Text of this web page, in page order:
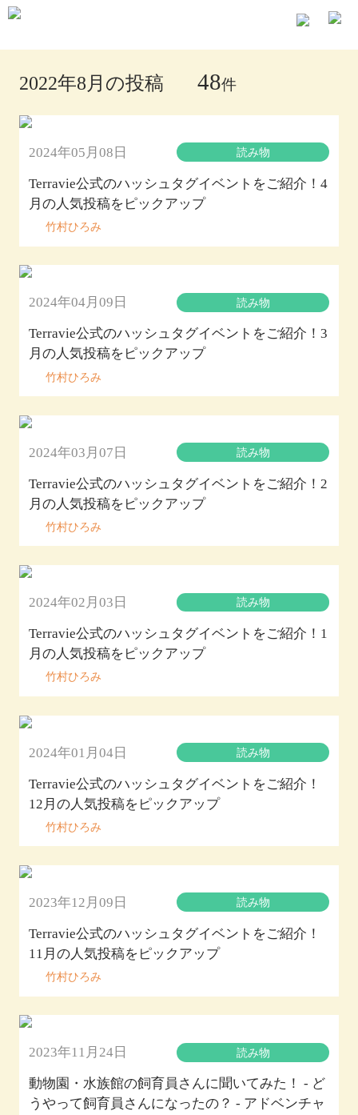
2022年8月の投稿 48件
2024年05月08日 読み物
Terravie公式のハッシュタグイベントをご紹介！4
月の人気投稿をピックアップ
竹村ひろみ
2024年04月09日 読み物
Terravie公式のハッシュタグイベントをご紹介！3
月の人気投稿をピックアップ
竹村ひろみ
2024年03月07日 読み物
Terravie公式のハッシュタグイベントをご紹介！2
月の人気投稿をピックアップ
竹村ひろみ
2024年02月03日 読み物
Terravie公式のハッシュタグイベントをご紹介！1
月の人気投稿をピックアップ
竹村ひろみ
2024年01月04日 読み物
Terravie公式のハッシュタグイベントをご紹介！
12月の人気投稿をピックアップ
竹村ひろみ
2023年12月09日 読み物
Terravie公式のハッシュタグイベントをご紹介！
11月の人気投稿をピックアップ
竹村ひろみ
2023年11月24日 読み物
動物園・水族館の飼育員さんに聞いてみた！ - ど
うやって飼育員さんになったの？ - アドベンチャ